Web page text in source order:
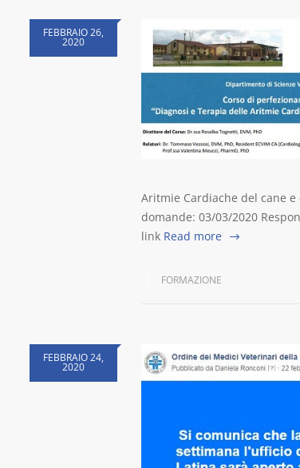
FEBBRAIO 26,
2020
Aritmie Cardiache del cane
domande: 03/03/2020
link Read more
FORMAZIONE
FEBBRAIO 24,
2020